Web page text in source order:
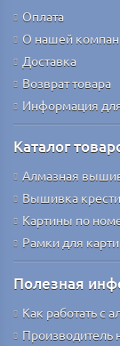
Оплата
О нашей
Доставка
Возврат товара
Информация
Каталог
Алмазная
Вышивка
Картины по
Рамки для
Полезная
Как работать с
Производитель